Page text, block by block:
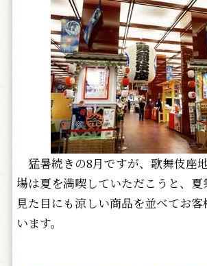
猛暑続きの8月ですが、歌舞伎座
場は夏を満喫していただこうと、夏
見た目にも涼しい商品を並べてお
います。